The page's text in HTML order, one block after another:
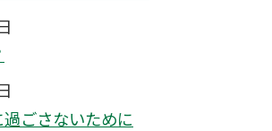
ごさないために